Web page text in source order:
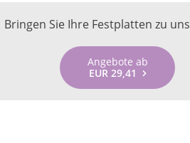
Bringen Sie Ihre Festplatten zu uns
Angebote ab
EUR 29,41